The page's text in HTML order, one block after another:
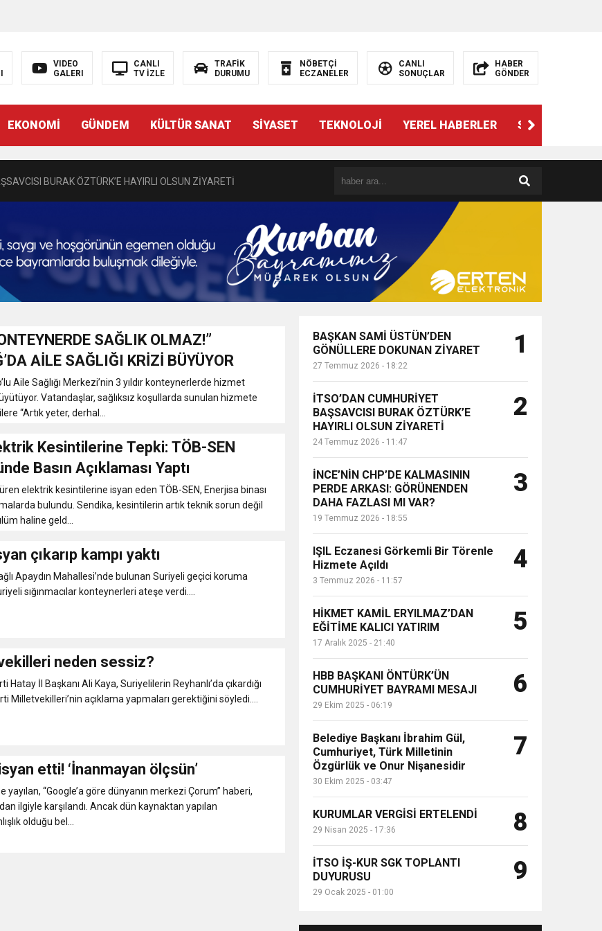
VIDEO
GALERI
CANLI
TV İZLE
TRAFİK
DURUMU
NÖBETÇİ
ECZANELER
CANLI
SONUÇLAR
HABER
GÖNDER
EKONOMİ GÜNDEM KÜLTÜR SANAT SİYASET TEKNOLOJİ YEREL HABERLER SPOR
BURAK ÖZTÜRK’E HAYIRLI OLSUN ZİYARETİ
PERDE ARKASI: GÖRÜNENDEN DAHA FAZLASI MI VAR?
Hizmete Açıldı
Türk Milletinin Özgürlük ve Onur Nişanesidir
BAYRAMI MESAJI
DUYURUSU
KARAÇAY’A SEVGİ SELİ
DOKUNAN ZİYARET
SAĞLIK OLMAZ!”
AİLE SAĞLIĞI KRİZİ BÜYÜYOR
Aile Sağlığı Merkezi’nin 3 yıldır konteynerlerde hizmet
Vatandaşlar, sağlıksız koşullarda sunulan hizmete
“Artık yeter, derhal...
Kesintilerine Tepki: TÖB-SEN
Basın Açıklaması Yaptı
elektrik kesintilerine isyan eden TÖB-SEN, Enerjisa binası
bulundu. Sendika, kesintilerin artık teknik sorun değil
haline geld...
çıkarıp kampı yaktı
Apaydın Mahallesi’nde bulunan Suriyeli geçici koruma
sığınmacılar konteynerleri ateşe verdi....
neden sessiz?
Hatay İl Başkanı Ali Kaya, Suriyelilerin Reyhanlı’da çıkardığı
Milletvekilleri’nin açıklama yapmaları gerektiğini söyledi....
etti! ‘İnanmayan ölçsün’
“Google’a göre dünyanın merkezi Çorum” haberi,
ilgiyle karşılandı. Ancak dün kaynaktan yapılan
olduğu bel...
BAŞKAN SAMİ ÜSTÜN’DEN
GÖNÜLLERE DOKUNAN ZİYARET
27 Temmuz 2026 - 18:22
1
İTSO’DAN CUMHURİYET
BAŞSAVCISI BURAK ÖZTÜRK’E
HAYIRLI OLSUN ZİYARETİ
24 Temmuz 2026 - 11:47
2
İNCE’NİN CHP’DE KALMASININ
PERDE ARKASI: GÖRÜNENDEN
DAHA FAZLASI MI VAR?
19 Temmuz 2026 - 18:55
3
IŞIL Eczanesi Görkemli Bir Törenle
Hizmete Açıldı
3 Temmuz 2026 - 11:57
4
HİKMET KAMİL ERYILMAZ’DAN
EĞİTİME KALICI YATIRIM
17 Aralık 2025 - 21:40
5
HBB BAŞKANI ÖNTÜRK’ÜN
CUMHURİYET BAYRAMI MESAJI
29 Ekim 2025 - 06:19
6
Belediye Başkanı İbrahim Gül,
Cumhuriyet, Türk Milletinin
Özgürlük ve Onur Nişanesidir
30 Ekim 2025 - 03:47
7
KURUMLAR VERGİSİ ERTELENDİ
29 Nisan 2025 - 17:36 8
İTSO İŞ-KUR SGK TOPLANTI
DUYURUSU
29 Ocak 2025 - 01:00
9